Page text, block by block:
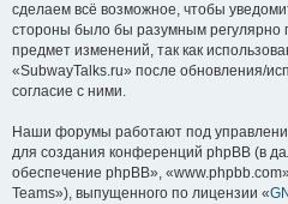
сделаем всё возможное, чтобы
стороны было бы разумным регулярно
предмет изменений, так как
«SubwayTalks.ru» после обновления/
согласие с ними.
Наши форумы работают под
для создания конференций phpBB (в
обеспечение phpBB»,
Teams»), выпущенного по лицензии «